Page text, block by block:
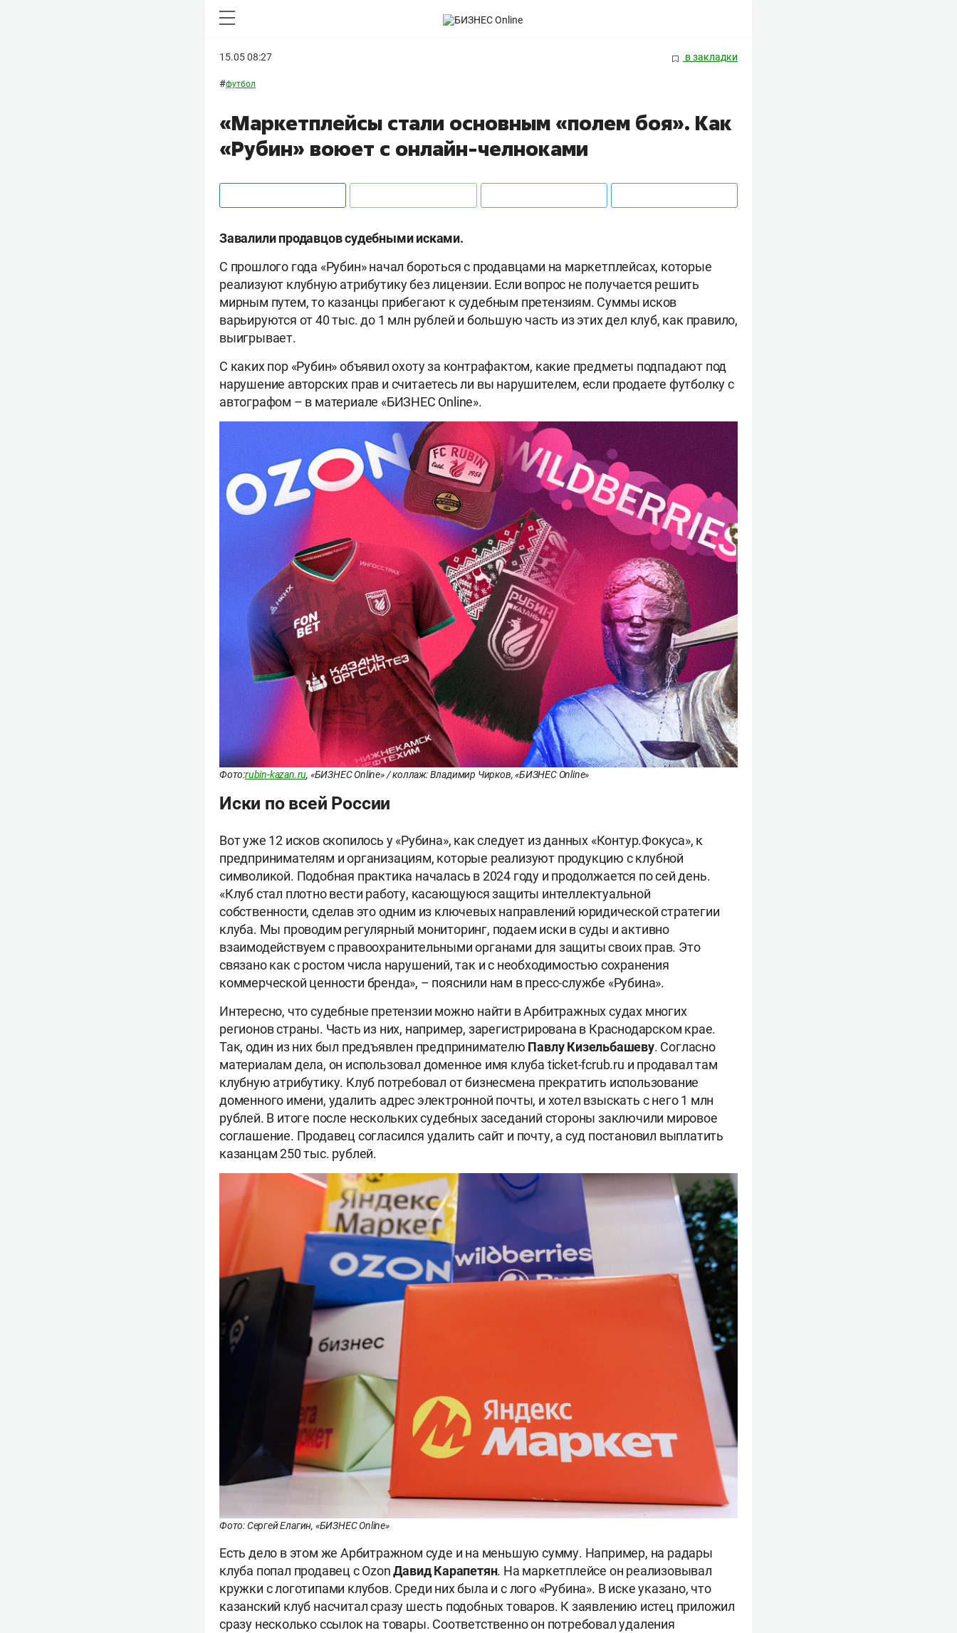
15.05 08:27 в закладки
#футбол
«Маркетплейсы стали основным «полем боя». Как
«Рубин» воюет с онлайн-челноками
Завалили продавцов судебными исками.
С прошлого года «Рубин» начал бороться с продавцами на маркетплейсах, которые
реализуют клубную атрибутику без лицензии. Если вопрос не получается решить
мирным путем, то казанцы прибегают к судебным претензиям. Суммы исков
варьируются от 40 тыс. до 1 млн рублей и большую часть из этих дел клуб, как правило,
выигрывает.
С каких пор «Рубин» объявил охоту за контрафактом, какие предметы подпадают под
нарушение авторских прав и считаетесь ли вы нарушителем, если продаете футболку с
автографом – в материале «БИЗНЕС Online».
Фото:rubin-kazan.ru, «БИЗНЕС Online» / коллаж: Владимир Чирков, «БИЗНЕС Online»
Иски по всей России
Вот уже 12 исков скопилось у «Рубина», как следует из данных «Контур.Фокуса», к
предпринимателям и организациям, которые реализуют продукцию с клубной
символикой. Подобная практика началась в 2024 году и продолжается по сей день.
«Клуб стал плотно вести работу, касающуюся защиты интеллектуальной
собственности, сделав это одним из ключевых направлений юридической стратегии
клуба. Мы проводим регулярный мониторинг, подаем иски в суды и активно
взаимодействуем с правоохранительными органами для защиты своих прав. Это
связано как с ростом числа нарушений, так и с необходимостью сохранения
коммерческой ценности бренда», – пояснили нам в пресс-службе «Рубина».
Интересно, что судебные претензии можно найти в Арбитражных судах многих
регионов страны. Часть из них, например, зарегистрирована в Краснодарском крае.
Так, один из них был предъявлен предпринимателю Павлу Кизельбашеву. Согласно
материалам дела, он использовал доменное имя клуба ticket-fcrub.ru и продавал там
клубную атрибутику. Клуб потребовал от бизнесмена прекратить использование
доменного имени, удалить адрес электронной почты, и хотел взыскать с него 1 млн
рублей. В итоге после нескольких судебных заседаний стороны заключили мировое
соглашение. Продавец согласился удалить сайт и почту, а суд постановил выплатить
казанцам 250 тыс. рублей.
Фото: Сергей Елагин, «БИЗНЕС Online»
Есть дело в этом же Арбитражном суде и на меньшую сумму. Например, на радары
клуба попал продавец с OzonДавид Карапетян. На маркетплейсе он реализовывал
кружки с логотипами клубов. Среди них была и с лого «Рубина». В иске указано, что
казанский клуб насчитал сразу шесть подобных товаров. К заявлению истец приложил
сразу несколько ссылок на товары. Соответственно он потребовал удаления